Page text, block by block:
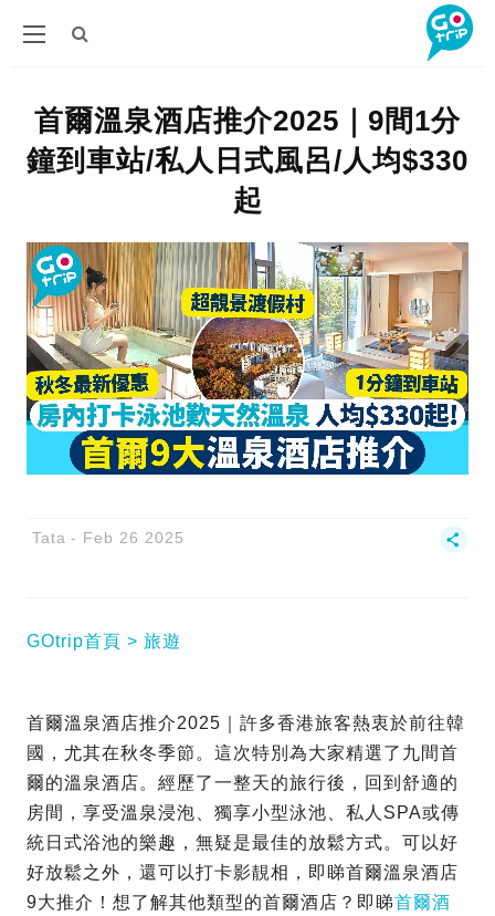
首爾溫泉酒店推介2025｜9間1分
鐘到車站/私人日式風呂/人均$330
起
Tata Feb 26 2025
GOtrip首頁 旅遊
首爾溫泉酒店推介2025｜許多香港旅客熱衷於前往韓
國，尤其在秋冬季節。這次特別為大家精選了九間首
爾的溫泉酒店。經歷了一整天的旅行後，回到舒適的
房間，享受溫泉浸泡、獨享小型泳池、私人SPA或傳
統日式浴池的樂趣，無疑是最佳的放鬆方式。可以好
好放鬆之外，還可以打卡影靚相，即睇首爾溫泉酒店
9大推介！想了解其他類型的首爾酒店？即睇首爾酒